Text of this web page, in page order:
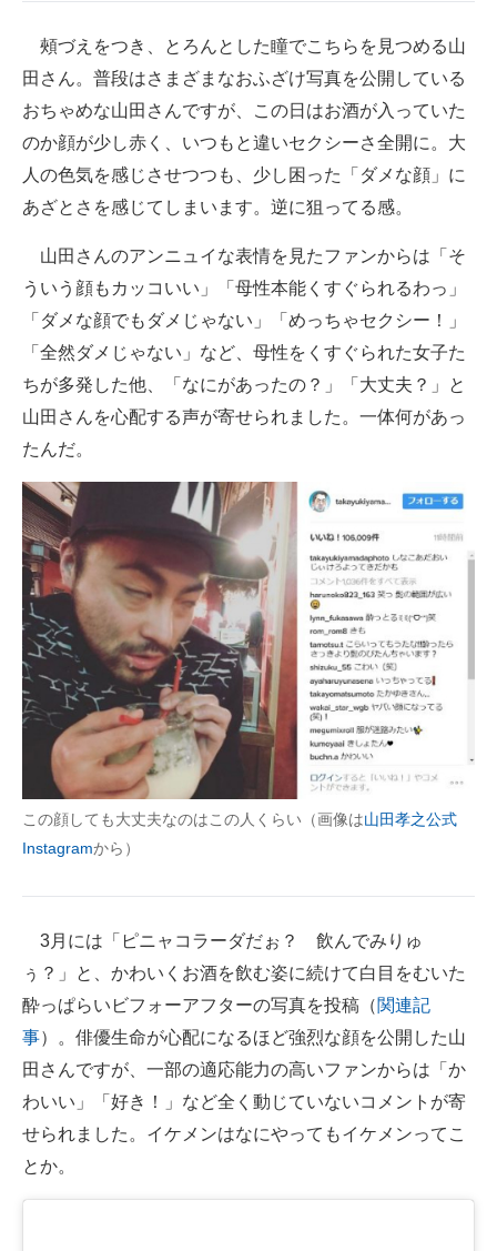
モノづくり技術者専門サイト
エレクトロニクス専門サイト
電子設計の基本と応用
エネルギーの専門メディア
建設×テクノロジーの最前線
ちょっと気になるネットの話題
頰づえをつき、とろんとした瞳でこちらを見つめる山
田さん。普段はさまざまなおふざけ写真を公開している
おちゃめな山田さんですが、この日はお酒が入っていた
のか顔が少し赤く、いつもと違いセクシーさ全開に。大
人の色気を感じさせつつも、少し困った「ダメな顔」に
あざとさを感じてしまいます。逆に狙ってる感。
山田さんのアンニュイな表情を見たファンからは「そ
ういう顔もカッコいい」「母性本能くすぐられるわっ」
「ダメな顔でもダメじゃない」「めっちゃセクシー！」
「全然ダメじゃない」など、母性をくすぐられた女子た
ちが多発した他、「なにがあったの？」「大丈夫？」と
山田さんを心配する声が寄せられました。一体何があっ
たんだ。
この顔しても大丈夫なのはこの人くらい（画像は山田孝之公式
Instagramから）
3月には「ピニャコラーダだぉ？ 飲んでみりゅ
ぅ？」と、かわいくお酒を飲む姿に続けて白目をむいた
酔っぱらいビフォーアフターの写真を投稿（関連記
事）。俳優生命が心配になるほど強烈な顔を公開した山
田さんですが、一部の適応能力の高いファンからは「か
わいい」「好き！」など全く動じていないコメントが寄
せられました。イケメンはなにやってもイケメンってこ
とか。